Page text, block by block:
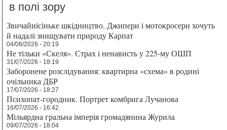
в полі зору
Звичайнісіньке шкідництво. Джипери і мотокросери хочуть
й надалі знищувати природу Карпат
04/08/2026 - 20:19
Не тільки «Скеля». Страх і ненависть у 225-му ОШП
31/07/2026 - 18:19
Заборонене розслідування: квартирна «схема» в родині
очільника ДБР
17/07/2026 - 18:27
Психопат-городник. Портрет комбрига Лучанова
16/07/2026 - 16:42
Мільярдна гральна імперія громадянина Журила
09/07/2026 - 18:04